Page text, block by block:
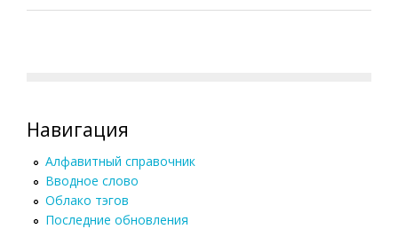
Навигация
Алфавитный справочник
Вводное слово
Облако тэгов
Последние обновления